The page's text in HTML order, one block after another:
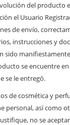
del producto
el Usuario
de envío,
instrucciones y
sido
se encuentre en
se le entregó.
de cosmética y
personal, así como
no se